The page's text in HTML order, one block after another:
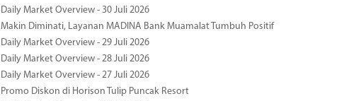
Daily Market Overview - 30 Juli 2026
Makin Diminati, Layanan MADINA Bank Muamalat Tumbuh Positif
Daily Market Overview - 29 Juli 2026
Daily Market Overview - 28 Juli 2026
Daily Market Overview - 27 Juli 2026
Promo Diskon di Horison Tulip Puncak Resort